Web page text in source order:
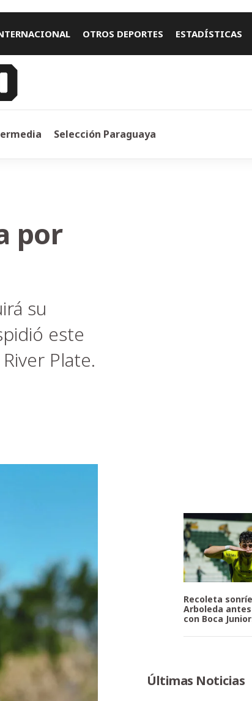
OTROS DEPORTES ESTADÍSTICAS
Selección Paraguaya
por
su
este
Plate.
Recoleta
Arboleda
con Boca
Últimas Noticias